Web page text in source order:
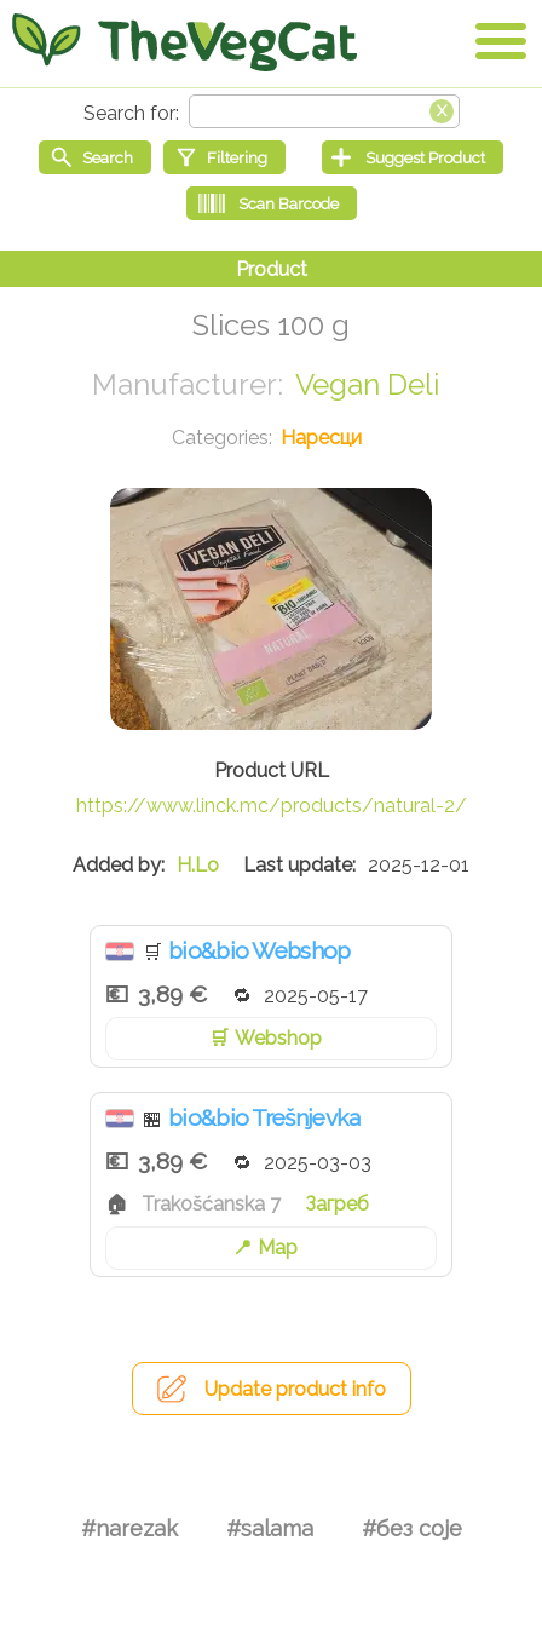
Slices 100 g
Vegan Deli
Наресци
https://www.linck.mc/products/natural-2/
H.Lo 2025-12-01
🛒 bio&bio Webshop
3,89 €
2025-05-17
Webshop
🏪 bio&bio Trešnjevka
3,89 €
2025-03-03
Trakošćanska 7
Загреб
Map
Update product info
#narezak #salama #без соје